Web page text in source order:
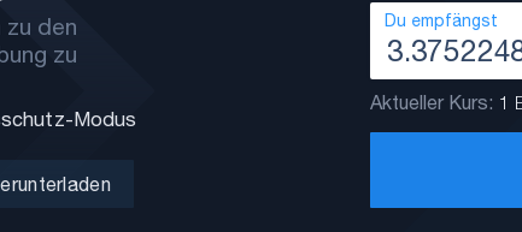
den
zu
Modus
Du empfängst
Aktueller Kurs: 1